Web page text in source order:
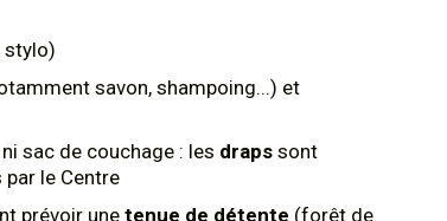
stylo)
savon, shampoing...) et
sac de couchage : les draps sont
le Centre
prévoir une tenue de détente (forêt de